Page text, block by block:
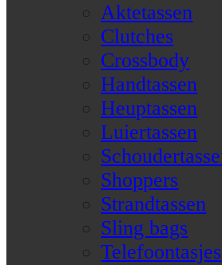
Aktetassen
Clutches
Crossbody
Handtassen
Heuptassen
Luiertassen
Shoppers
Strandtassen
Sling bags
Telefoontasjes